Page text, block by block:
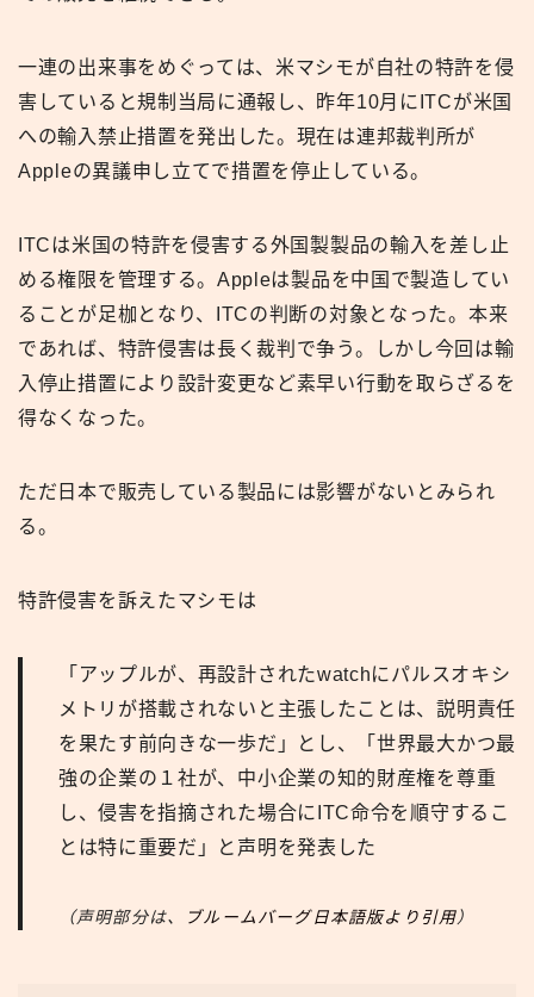
一連の出来事をめぐっては、米マシモが自社の特許を侵
害していると規制当局に通報し、昨年10月にITCが米国
への輸入禁止措置を発出した。現在は連邦裁判所が
Appleの異議申し立てで措置を停止している。
ITCは米国の特許を侵害する外国製製品の輸入を差し止
める権限を管理する。Appleは製品を中国で製造してい
ることが足枷となり、ITCの判断の対象となった。本来
であれば、特許侵害は長く裁判で争う。しかし今回は輸
入停止措置により設計変更など素早い行動を取らざるを
得なくなった。
ただ日本で販売している製品には影響がないとみられ
る。
特許侵害を訴えたマシモは
「アップルが、再設計されたwatchにパルスオキシ
メトリが搭載されないと主張したことは、説明責任
を果たす前向きな一歩だ」とし、「世界最大かつ最
強の企業の１社が、中小企業の知的財産権を尊重
し、侵害を指摘された場合にITC命令を順守するこ
とは特に重要だ」と声明を発表した
（声明部分は、 ブルームバーグ日本語版より引用）